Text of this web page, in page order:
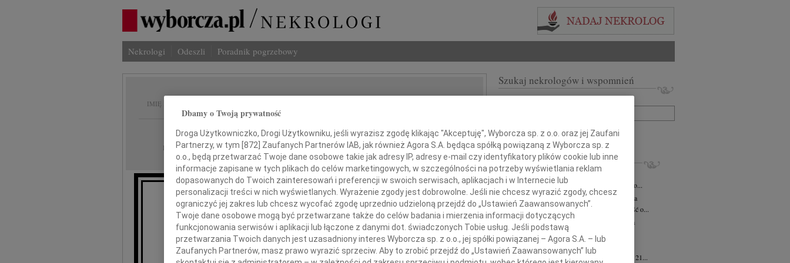
Nekrologi Odeszli Poradnik pogrzebowy
IMIĘ I NAZWISKO: Piotr Taracha
REGION: Warszawa
DATA EMISJI: 10.06.2026
Z głębokim żalem przyjęliśmy wiadomość o śmierci
Szukaj nekrologów i wspomnień
+ szukanie zaawansowane
INNE NEKROLOGI
Eugeniusz Butruk05.08.2026Warszawa
Z ogromnym żalem przyjęliśmy wiadomość o...
Małgorzata Kościelska 06.08.2026 Warszawa
Z głębokim smutkiem przyjęliśmy wiadomość o...
Andrzej Komorowski
Warszawa
27 lipca 2026 roku odszedł Śp. Andrzej...
Inocentyna Karkocha
06.08.2026
Mgr farm. Inocentyna Karkocha zmarła dnia 21...
Dbamy o Twoją prywatność
Droga Użytkowniczko, Drogi Użytkowniku, jeśli wyrazisz zgodę klikając "Akceptuję", Wyborcza sp. z o.o. oraz jej Zaufani
Partnerzy, w tym [ 872 ] Zaufanych Partnerów IAB, jak również Agora S.A. będąca spółką powiązaną z Wyborcza sp. z
o.o., będą przetwarzać Twoje dane osobowe takie jak adresy IP, adresy e-mail czy identyfikatory plików cookie lub inne
informacje zapisane w tych plikach do celów marketingowych, w szczególności na potrzeby wyświetlania reklam
dopasowanych do Twoich zainteresowań i preferencji w swoich serwisach, aplikacjach i w Internecie lub
personalizacji treści w nich wyświetlanych. Wyrażenie zgody jest dobrowolne. Jeśli nie chcesz wyrazić zgody, chcesz
ograniczyć jej zakres lub chcesz wycofać zgodę uprzednio udzieloną przejdź do „Ustawień Zaawansowanych”.
Twoje dane osobowe mogą być przetwarzane także do celów badania i mierzenia informacji dotyczących
funkcjonowania serwisów i aplikacji lub łączone z danymi dot. świadczonych Tobie usług. Jeśli podstawą
przetwarzania Twoich danych jest uzasadniony interes Wyborcza sp. z o.o., jej spółki powiązanej – Agora S.A. – lub
Zaufanych Partnerów, masz prawo wyrazić sprzeciw. Aby to zrobić przejdź do „Ustawień Zaawansowanych” lub